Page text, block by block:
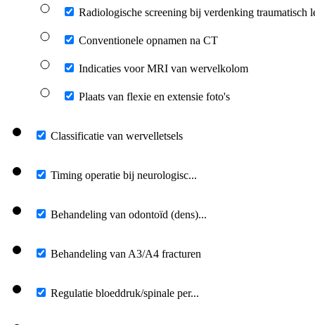
Radiologische screening bij verdenking traumatisch
Conventionele opnamen na CT
Indicaties voor MRI van wervelkolom
Plaats van flexie en extensie foto's
Classificatie van wervelletsels
Timing operatie bij neurologisc...
Behandeling van odontoïd (dens)...
Behandeling van A3/A4 fracturen
Regulatie bloeddruk/spinale per...